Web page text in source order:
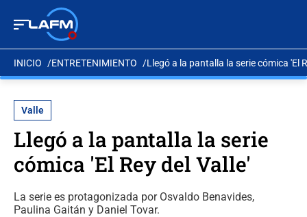
INICIO ENTRETENIMIENTO Llegó a la pantalla la serie cómica 'El
Valle
Llegó a la pantalla la serie
cómica 'El Rey del Valle'
La serie es protagonizada por Osvaldo Benavides,
Paulina Gaitán y Daniel Tovar.